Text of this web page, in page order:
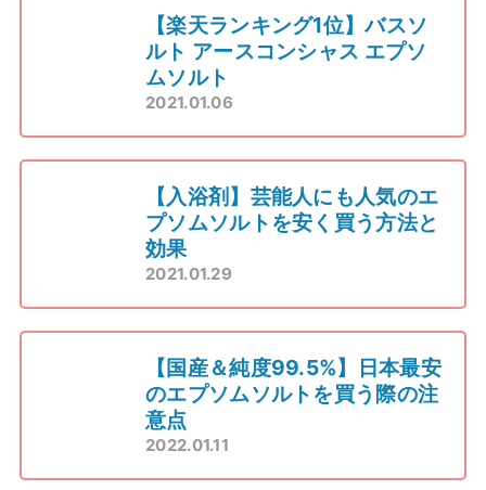
【楽天ランキング1位】バスソ
ルト アースコンシャス エプソ
ムソルト
2021.01.06
【入浴剤】芸能人にも人気のエ
プソムソルトを安く買う方法と
効果
2021.01.29
【国産＆純度99.5%】日本最安
のエプソムソルトを買う際の注
意点
2022.01.11